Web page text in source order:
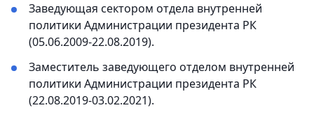
Заведующая сектором отдела внутренней
политики Администрации президента РК
(05.06.2009-22.08.2019).
Заместитель заведующего отделом внутренней
политики Администрации президента РК
(22.08.2019-03.02.2021).